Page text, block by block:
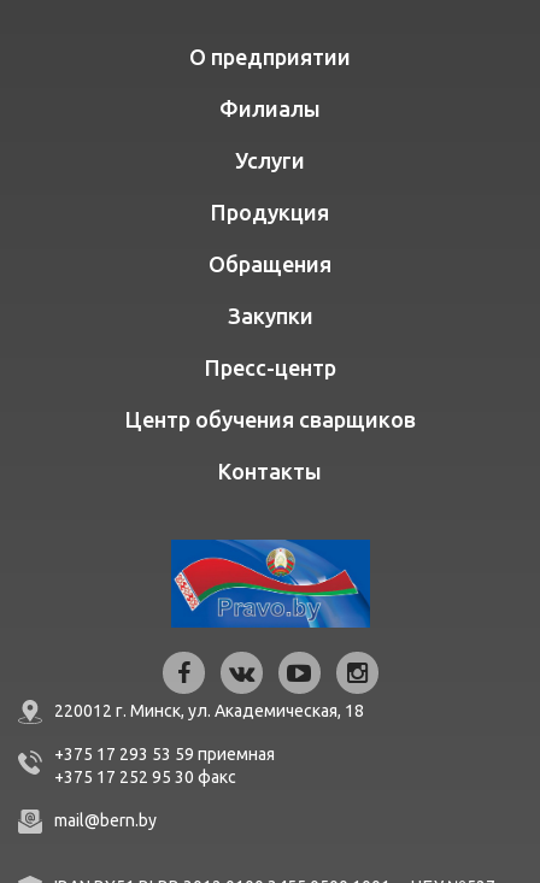
О предприятии
Филиалы
Услуги
Продукция
Обращения
Закупки
Пресс-центр
Центр обучения сварщиков
Контакты
220012 г. Минск, ул. Академическая, 18
+375 17 293 53 59 приемная
+375 17 252 95 30 факc
mail@bern.by